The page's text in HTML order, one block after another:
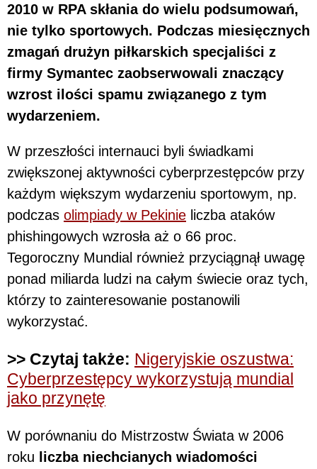
2010 w RPA skłania do wielu podsumowań,
nie tylko sportowych. Podczas miesięcznych
zmagań drużyn piłkarskich specjaliści z
firmy Symantec zaobserwowali znaczący
wzrost ilości spamu związanego z tym
wydarzeniem.
W przeszłości internauci byli świadkami
zwiększonej aktywności cyberprzestępców przy
każdym większym wydarzeniu sportowym, np.
podczas olimpiady w Pekinie liczba ataków
phishingowych wzrosła aż o 66 proc.
Tegoroczny Mundial również przyciągnął uwagę
ponad miliarda ludzi na całym świecie oraz tych,
którzy to zainteresowanie postanowili
wykorzystać.
>> Czytaj także: Nigeryjskie oszustwa:
Cyberprzestępcy wykorzystują mundial
jako przynętę
W porównaniu do Mistrzostw Świata w 2006
roku liczba niechcianych wiadomości